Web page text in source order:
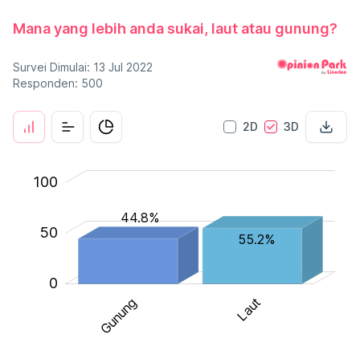
Mana yang lebih anda sukai, laut atau gunung?
Survei Dimulai: 13 Jul 2022
Responden: 500
2D 3D
55.2%
44.8%
100
0
100
50
Laut
Gunung